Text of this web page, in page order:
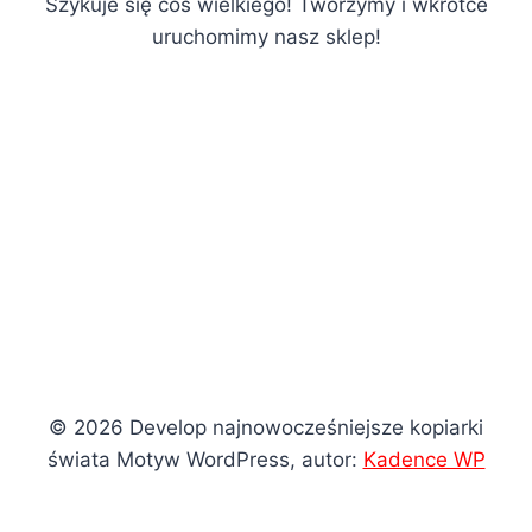
uruchomimy nasz sklep!
© 2026 Develop najnowocześniejsze kopiarki
świata Motyw WordPress, autor: Kadence WP